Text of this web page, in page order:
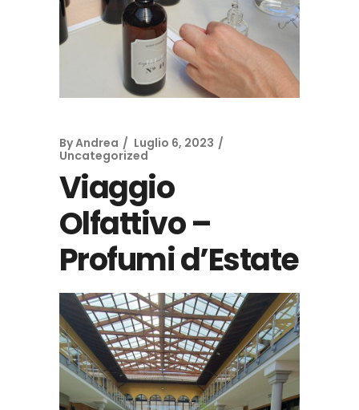
ByAndrea
Luglio 6, 2023
Uncategorized
Viaggio
Olfattivo –
Profumi d’Estate